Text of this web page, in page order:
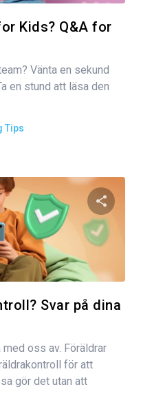
Kids? Q&A for
Vänta en sekund
en stund att läsa den
Tips
Dela
Svar på dina
oss av. Föräldrar
för att
gör det utan att